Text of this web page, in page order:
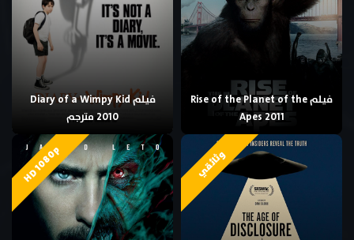
فيلم Rise of the Planet of the
Apes 2011
فيلم Diary of a Wimpy Kid
2010 مترجم
وثائقي HD 1080p